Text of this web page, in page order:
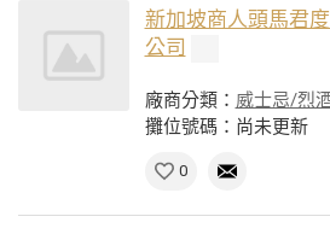
新加坡商人頭馬君
公司
廠商分類： 威士忌/烈
攤位號碼：尚未更新
0